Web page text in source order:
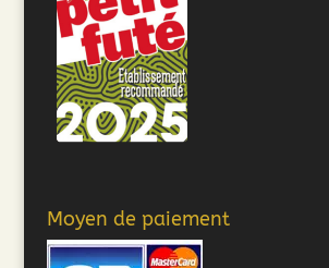
Moyen de paiement